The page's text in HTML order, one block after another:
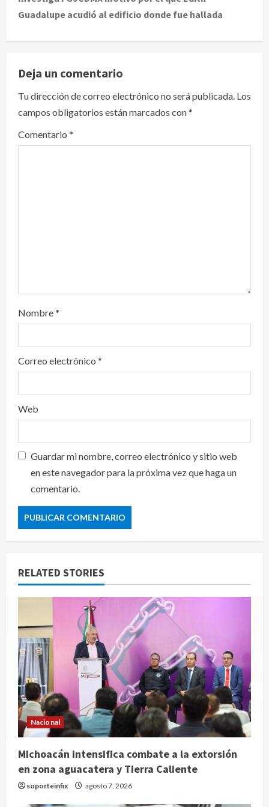
n
a
v
i
g
a
Guadalupe acudió al edificio donde fue hallada
Deja un comentario
Tu dirección de correo electrónico no será publicada. Los
campos obligatorios están marcados con*
Comentario *
Nombre*
Correo electrónico *
Web
Guardar mi nombre, correo electrónico y sitio web
en este navegador para la próxima vez que haga un
comentario.
RELATED STORIES
Nacional
Michoacán intensifica combate a la extorsión
en zona aguacatera y Tierra Caliente
soporteinfix agosto 7, 2026